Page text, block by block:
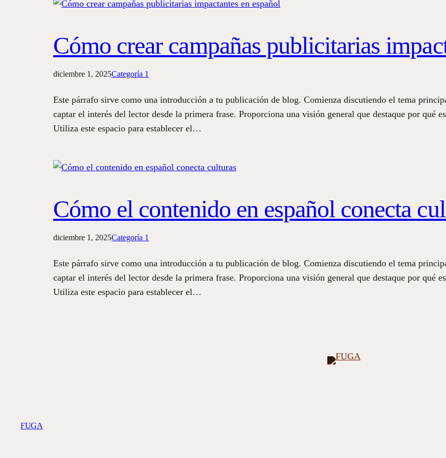
Cómo crear campañas publicitarias
diciembre 1, 2025Categoría 1
Este párrafo sirve como una introducción a tu publicación de blog. Comienza discutiendo el tema
captar el interés del lector desde la primera frase. Proporciona una visión general que destaque por qué
Utiliza este espacio para establecer el…
Cómo el contenido en español conecta
diciembre 1, 2025Categoría 1
Este párrafo sirve como una introducción a tu publicación de blog. Comienza discutiendo el tema
captar el interés del lector desde la primera frase. Proporciona una visión general que destaque por qué
Utiliza este espacio para establecer el…
FUGA